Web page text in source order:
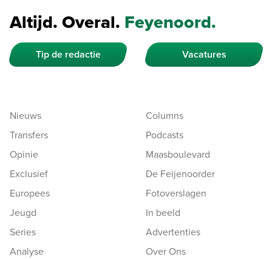
Altijd. Overal. Feyenoord.
Tip de redactie Vacatures
Nieuws
Transfers
Opinie
Exclusief
Europees
Jeugd
Series
Analyse
Columns
Podcasts
Maasboulevard
De Feijenoorder
Fotoverslagen
In beeld
Advertenties
Over Ons